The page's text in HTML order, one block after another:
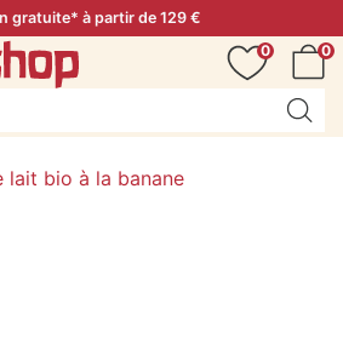
gratuite* à partir de 129 €
0
0